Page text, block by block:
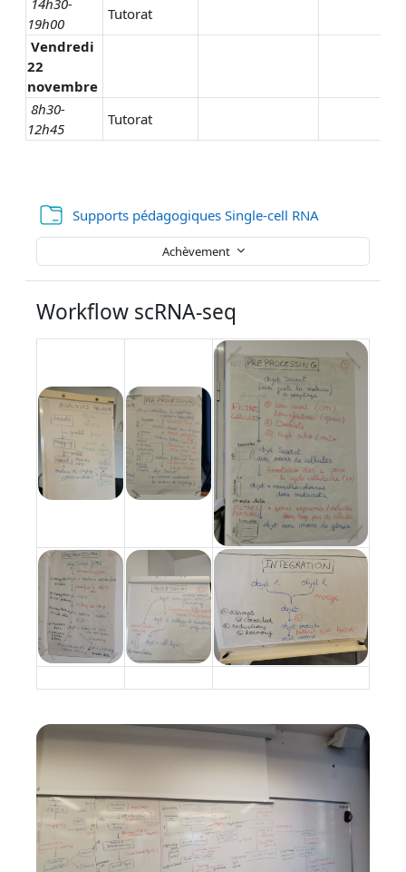
14h30-
19h00
Tutorat
Vendredi
22
novembre
8h30-
12h45
Tutorat
Supports pédagogiques Single-cell RNA
Achèvement
Workflow scRNA-seq